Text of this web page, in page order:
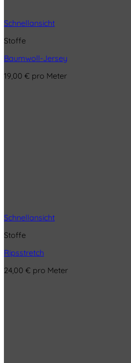
Schnellansicht
Stoffe
Baumwoll-Jersey
19,00 € pro Meter
Schnellansicht
Stoffe
Ripsstretch
24,00 € pro Meter